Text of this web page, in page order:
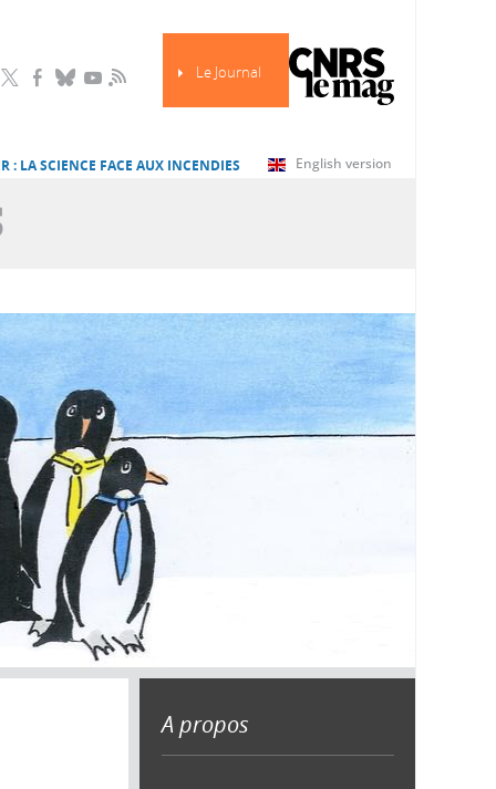
Le Journal
RSS
English version
: LA SCIENCE FACE AUX INCENDIES
A propos